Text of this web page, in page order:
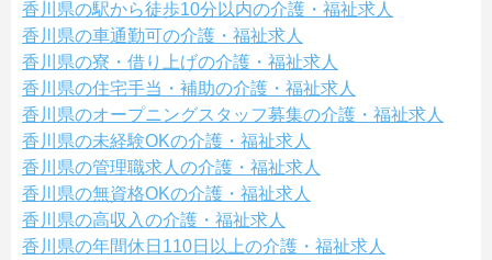
香川県の駅から徒歩10分以内の介護・福祉求人
香川県の車通勤可の介護・福祉求人
香川県の寮・借り上げの介護・福祉求人
香川県の住宅手当・補助の介護・福祉求人
香川県のオープニングスタッフ募集の介護・福祉求人
香川県の未経験OKの介護・福祉求人
香川県の管理職求人の介護・福祉求人
香川県の無資格OKの介護・福祉求人
香川県の高収入の介護・福祉求人
香川県の年間休日110日以上の介護・福祉求人